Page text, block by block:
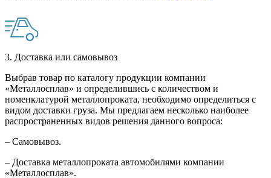
3. Доставка или самовывоз
Выбрав товар по каталогу продукции компании
«Металлосплав» и определившись с количеством и
номенклатурой металлопроката, необходимо определиться с
видом доставки груза. Мы предлагаем несколько наиболее
распространенных видов решения данного вопроса:
– Самовывоз.
– Доставка металлопроката автомобилями компании
«Металлосплав».